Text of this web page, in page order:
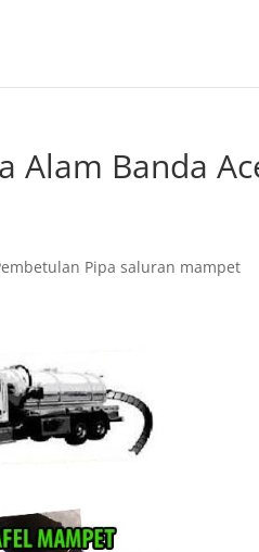
Alam Banda
Pipa saluran mampet